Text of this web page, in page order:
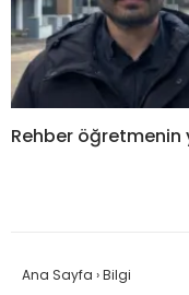
Rehber öğretmenin
Ana Sayfa ›Bilgi